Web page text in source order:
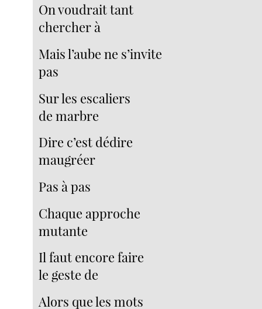
On voudrait tant
chercher à
Mais l’aube ne s’invite
pas
Sur les escaliers
de marbre
Dire c’est dédire
maugréer
Pas à pas
Chaque approche
mutante
Il faut encore faire
le geste de
Alors que les mots